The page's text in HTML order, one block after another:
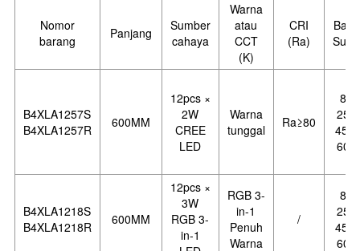
Nomor
barang
Panjang
Sumber
cahaya
Warna
atau
CCT
(K)
CRI
(Ra)
B4XLA1257S
B4XLA1257R
600MM
12pcs ×
2W
CREE
LED
Warna
tunggal
Ra≥80
8°,
25°,
45 °,
60 °
B4XLA1218S
B4XLA1218R
600MM
12pcs ×
3W
RGB 3-
in-1
RGB 3-
in-1
Penuh
Warna
/
8°,
25°,
45 °,
60 °